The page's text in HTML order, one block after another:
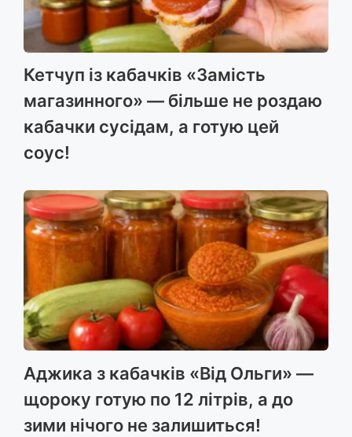
Кетчуп із кабачків «Замість
магазинного» — більше не роздаю
кабачки сусідам, а готую цей
соус!
Аджика з кабачків «Від Ольги» —
щороку готую по 12 літрів, а до
зими нічого не залишиться!